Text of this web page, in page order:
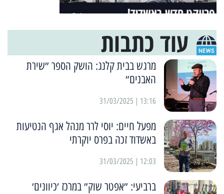
עוד כתבות
מרגש בבית קלנג: הושק הספר ״שירת
האבנים״
13:16 | 31/03/2025
מפעל חיים: יוסי לרר מנהל אגף הנטיעות
באשדוד זכה בפרס יוקרתי
12:03 | 31/03/2025
ברביעי: ״אפטר שוק״ במרכז ׳כיוונים׳